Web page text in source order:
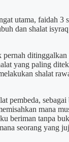
utama, faidah 3
dan shalat
pernah
yang paling
shalat
pembeda,
mana
beriman tanpa
seorang yang